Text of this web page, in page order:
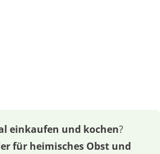
einkaufen und kochen?
für heimisches Obst und